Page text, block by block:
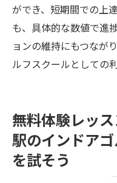
ができ、短期間での上
も、具体的な数値で進
ョンの維持にもつなが
ルフスクールとしての
無料体験レッ
駅のインドア
を試そう